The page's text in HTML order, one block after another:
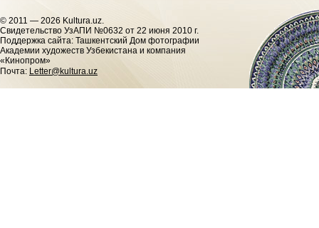
© 2011 — 2026 Kultura.uz.
Cвидетельство УзАПИ №0632 от 22 июня 2010 г.
Поддержка сайта: Ташкентский Дом фотографии
Академии художеств Узбекистана и компания
«Кинопром»
Почта: Letter@kultura.uz